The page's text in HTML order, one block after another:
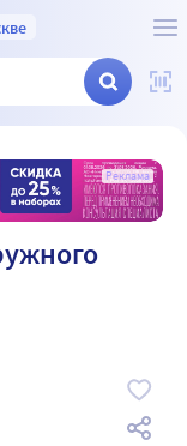
Реклама